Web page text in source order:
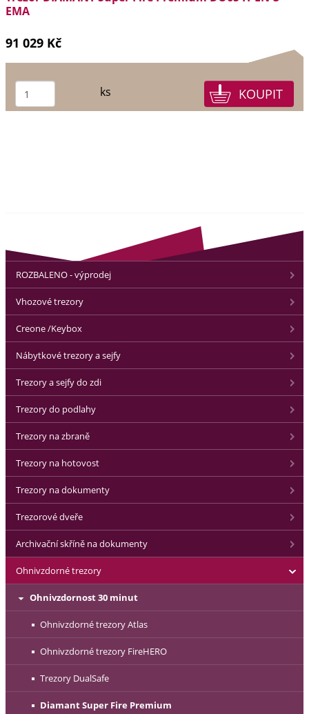
EMA
91 029 Kč
ks
ROZBALENO - výprodej
Vhozové trezory
Creone /Keybox
Nábytkové trezory a sejfy
Trezory a sejfy do zdi
Trezory do podlahy
Trezory na zbraně
Trezory na hotovost
Trezory na dokumenty
Trezorové dveře
Archivační skříně na dokumenty
Ohnivzdorné trezory
Ohnivzdornost 30 minut
Ohnivzdorné trezory Atlas
Ohnivzdorné trezory FireHERO
Trezory DualSafe
Diamant Super Fire Premium